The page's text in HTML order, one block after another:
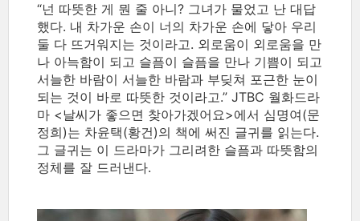
“넌 따뜻한 게 뭔 줄 아니? 그녀가 물었고 난 대답
했다. 내 차가운 손이 너의 차가운 손에 닿아 우리
둘 다 뜨거워지는 것이라고. 외로움이 외로움을 만
나 아늑함이 되고 슬픔이 슬픔을 만나 기쁨이 되고
서늘한 바람이 서늘한 바람과 부딪쳐 포근한 눈이
되는 것이 바로 따뜻한 것이라고.” JTBC 월화드라
마 <날씨가 좋으면 찾아가겠어요>에서 심명여(문
정희)는 차윤택(황건)의 책에 써진 글귀를 읽는다.
그 글귀는 이 드라마가 그리려한 슬픔과 따뜻함의
정체를 잘 드러낸다.